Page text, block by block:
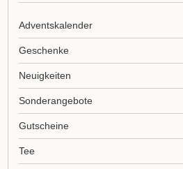
Adventskalender
Geschenke
Neuigkeiten
Sonderangebote
Gutscheine
Tee